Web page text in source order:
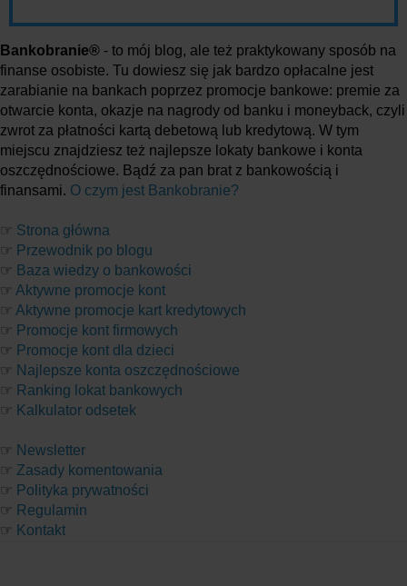
Bankobranie® - to mój blog, ale też praktykowany sposób na
finanse osobiste. Tu dowiesz się jak bardzo opłacalne jest
zarabianie na bankach poprzez promocje bankowe: premie za
otwarcie konta, okazje na nagrody od banku i moneyback, czyli
zwrot za płatności kartą debetową lub kredytową. W tym
miejscu znajdziesz też najlepsze lokaty bankowe i konta
oszczędnościowe. Bądź za pan brat z bankowością i
finansami. O czym jest Bankobranie?
☞ Strona główna
☞ Przewodnik po blogu
☞ Baza wiedzy o bankowości
☞ Aktywne promocje kont
☞ Aktywne promocje kart kredytowych
☞ Promocje kont firmowych
☞ Promocje kont dla dzieci
☞ Najlepsze konta oszczędnościowe
☞ Ranking lokat bankowych
☞ Kalkulator odsetek
☞ Newsletter
☞ Zasady komentowania
☞ Polityka prywatności
☞ Regulamin
☞ Kontakt